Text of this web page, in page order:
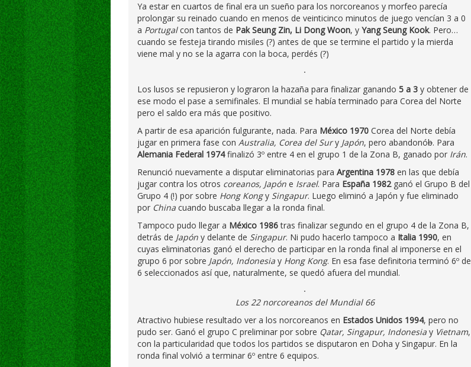
Ya estar en cuartos de final era un sueño para los norcoreanos y morfeo parecía
prolongar su reinado cuando en menos de veinticinco minutos de juego vencían 3 a 0
a Portugalcon tantos de Pak Seung Zin, Li Dong Woon, y Yang Seung Kook. Pero…
cuando se festeja tirando misiles (?) antes de que se termine el partido y la mierda
viene mal y no se la agarra con la boca, perdés (?)
Los lusos se repusieron y lograron la hazaña para finalizar ganando 5 a 3 y obtener de
ese modo el pase a semifinales. El mundial se había terminado para Corea del Norte
pero el saldo era más que positivo.
A partir de esa aparición fulgurante, nada. Para México 1970 Corea del Norte debía
jugar en primera fase con Australia, Corea del Sury Japón, pero abandonób. Para
Alemania Federal 1974finalizó 3º entre 4 en el grupo 1 de la Zona B, ganado por Irán.
Renunció nuevamente a disputar eliminatorias para Argentina 1978 en las que debía
jugar contra los otros coreanos, Japón e Israel. Para España 1982ganó el Grupo B del
Grupo 4 (!) por sobre Hong Kongy Singapur. Luego eliminó a Japón y fue eliminado
por China cuando buscaba llegar a la ronda final.
Tampoco pudo llegar a México 1986tras finalizar segundo en el grupo 4 de la Zona B,
detrás de Japón y delante de Singapur. Ni pudo hacerlo tampoco a Italia 1990, en
cuyas eliminatorias ganó el derecho de participar en la ronda final al imponerse en el
grupo 6 por sobre Japón, Indonesia y Hong Kong. En esa fase definitoria terminó 6º de
6 seleccionados así que, naturalmente, se quedó afuera del mundial.
Los 22 norcoreanos del Mundial 66
Atractivo hubiese resultado ver a los norcoreanos en Estados Unidos 1994, pero no
pudo ser. Ganó el grupo C preliminar por sobre Qatar, Singapur, Indonesia y Vietnam,
con la particularidad que todos los partidos se disputaron en Doha y Singapur. En la
ronda final volvió a terminar 6º entre 6 equipos.